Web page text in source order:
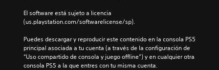
El software está sujeto a licencia
(us.playstation.com/softwarelicense/sp).
Puedes descargar y reproducir este contenido en la consola PS5
principal asociada a tu cuenta (a través de la configuración de
“Uso compartido de consola y juego offline”) y en cualquier otra
consola PS5 a la que entres con tu misma cuenta.